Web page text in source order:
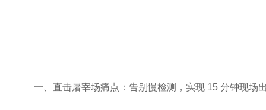
一、直击屠宰场痛点：告别慢检测，实现 15 分钟现场